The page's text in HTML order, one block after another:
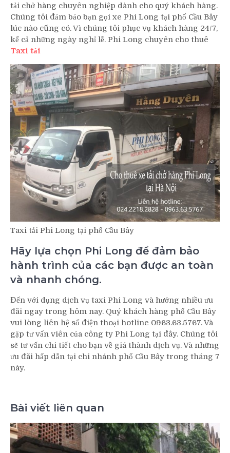
tải chở hàng chuyên nghiệp dành cho quý khách hàng.
Chúng tôi đảm bảo bạn gọi xe Phi Long tại phố Cầu Bây
lúc nào cũng có. Vì chúng tôi phục vụ khách hàng 24/7,
kể cả những ngày nghỉ lễ. Phi Long chuyên cho thuê
Taxi tải
Taxi tải Phi Long tại phố Cầu Bây
Hãy lựa chọn Phi Long để đảm bảo
hành trình của các bạn được an toàn
và nhanh chóng.
Đến với dụng dịch vụ taxi Phi Long và hưởng nhiều ưu
đãi ngay trong hôm nay. Quý khách hàng phố Cầu Bây
vui lòng liên hệ số điện thoại hotline 0963.63.5767. Và
gặp tư vấn viên của công ty Phi Long tại đây. Chúng tôi
sẽ tư vấn chi tiết cho bạn về giá thành dịch vụ. Và những
ưu đãi hấp dẫn tại chi nhánh phố Cầu Bây trong tháng 7
này.
Bài viết liên quan